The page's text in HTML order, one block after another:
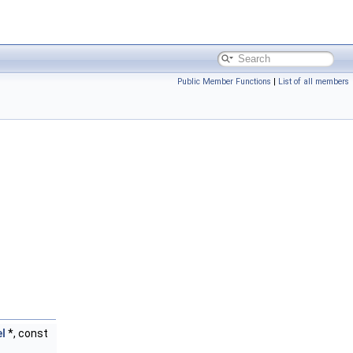
Public Member Functions | List of all members
*, const